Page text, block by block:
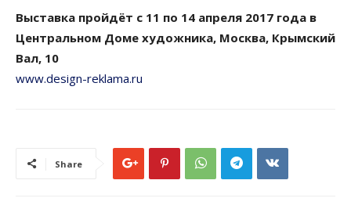
Выставка пройдёт с 11 по 14 апреля 2017 года в
Центральном Доме художника, Москва, Крымский
Вал, 10
www.design-reklama.ru
Share